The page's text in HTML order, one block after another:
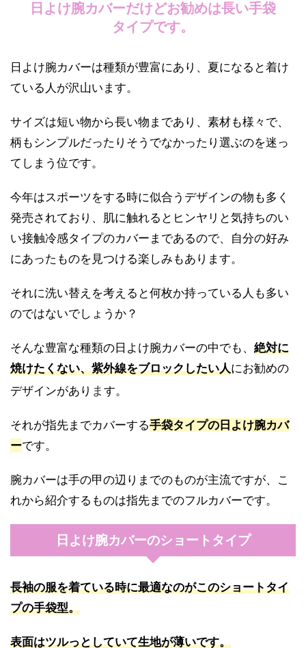
日よけ腕カバーだけどお勧めは長い手袋
タイプです。
日よけ腕カバーは種類が豊富にあり、夏になると着け
ている人が沢山います。
サイズは短い物から長い物まであり、素材も様々で、
柄もシンプルだったりそうでなかったり選ぶのを迷っ
てしまう位です。
今年はスポーツをする時に似合うデザインの物も多く
発売されており、肌に触れるとヒンヤリと気持ちのい
い接触冷感タイプのカバーまであるので、自分の好み
にあったものを見つける楽しみもあります。
それに洗い替えを考えると何枚か持っている人も多い
のではないでしょうか？
そんな豊富な種類の日よけ腕カバーの中でも、 絶対に
焼けたくない、紫外線をブロックしたい人にお勧めの
デザインがあり ま す。
それが指先までカバーする手袋タイプの日よけ腕カバ
ーです。
腕カバーは手の甲の辺りまでのものが主流ですが、こ
れから紹介するものは指先までのフルカバーです。
日よけ腕カバーのショートタイプ
長袖の服を着ている時に最適なのがこのショートタイ
プの手袋型。
表面はツルっとしていて生地が薄いです。